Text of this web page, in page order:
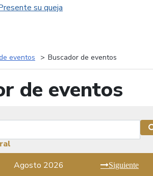
su queja
eventos Buscador de eventos
de eventos
Agosto 2026 Siguiente